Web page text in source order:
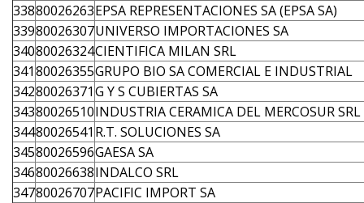
33880026263EPSA REPRESENTACIONES SA (EPSA SA)
33980026307UNIVERSO IMPORTACIONES SA
34080026324CIENTIFICA MILAN SRL
34180026355GRUPO BIO SA COMERCIAL E INDUSTRIAL
34280026371G Y S CUBIERTAS SA
34380026510INDUSTRIA CERAMICA DEL MERCOSUR
34480026541 R.T. SOLUCIONES SA
34580026596GAESA SA
34680026638INDALCO SRL
34780026707PACIFIC IMPORT SA